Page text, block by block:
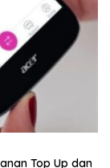
Top Up dan